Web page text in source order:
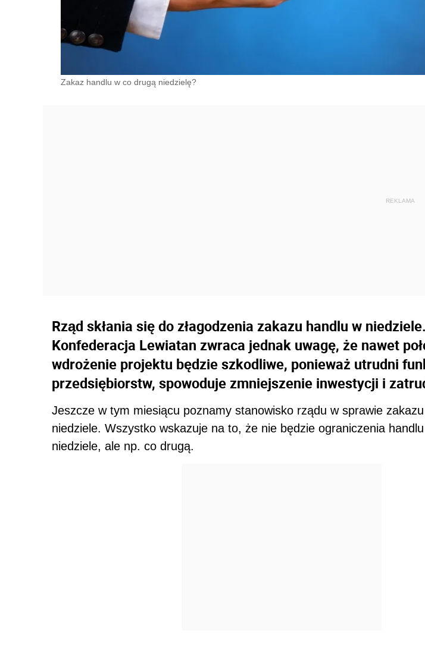
Zakaz handlu w co drugą niedzielę?
Rząd skłania się do złagodzenia zakazu handlu w niedziele.
Konfederacja Lewiatan zwraca jednak uwagę, że nawet
wdrożenie projektu będzie szkodliwe, ponieważ utrudni
przedsiębiorstw, spowoduje zmniejszenie inwestycji i
Jeszcze w tym miesiącu poznamy stanowisko rządu w sprawie
niedziele. Wszystko wskazuje na to, że nie będzie ograniczenia
niedziele, ale np. co drugą.